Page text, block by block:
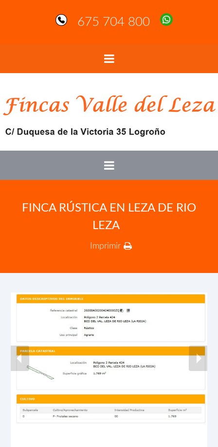
675 704 800
FINCA RÚSTICA EN LEZA DE RIO
LEZA
Imprimir